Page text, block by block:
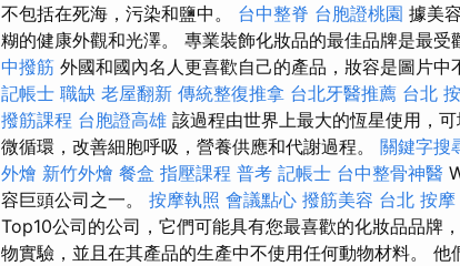
不包括在死海，污染和鹽中。 台中整脊 台胞證桃園 據美
糊的健康外觀和光澤。 專業裝飾化妝品的最佳品牌是最受
中撥筋 外國和國內名人更喜歡自己的產品，妝容是圖片中
記帳士 職缺 老屋翻新 傳統整復推拿 台北牙醫推薦 台北
撥筋課程 台胞證高雄 該過程由世界上最大的恆星使用，
微循環，改善細胞呼吸，營養供應和代謝過程。 關鍵字搜
外燴 新竹外燴 餐盒 指壓課程 普考 記帳士 台中整骨神醫
容巨頭公司之一。 按摩執照 會議點心 撥筋美容 台北 按摩
Top10公司的公司，它們可能具有您最喜歡的化妝品品牌
物實驗，並且在其產品的生產中不使用任何動物材料。